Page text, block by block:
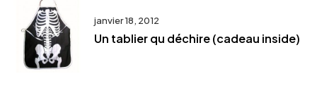
janvier 18, 2012
Un tablier qu déchire (cadeau inside)